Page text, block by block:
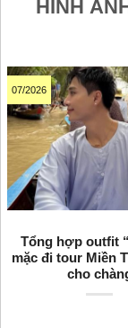
HÌNH
07/2026
Tổng hợp outfit
mặc đi tour Miền
cho